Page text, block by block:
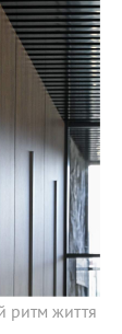
ритм життя